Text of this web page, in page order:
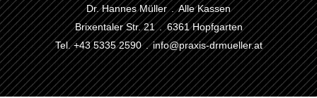
Dr. Hannes Müller . Alle Kassen
Brixentaler Str. 21 . 6361 Hopfgarten
Tel. +43 5335 2590 .info@praxis-drmueller.at